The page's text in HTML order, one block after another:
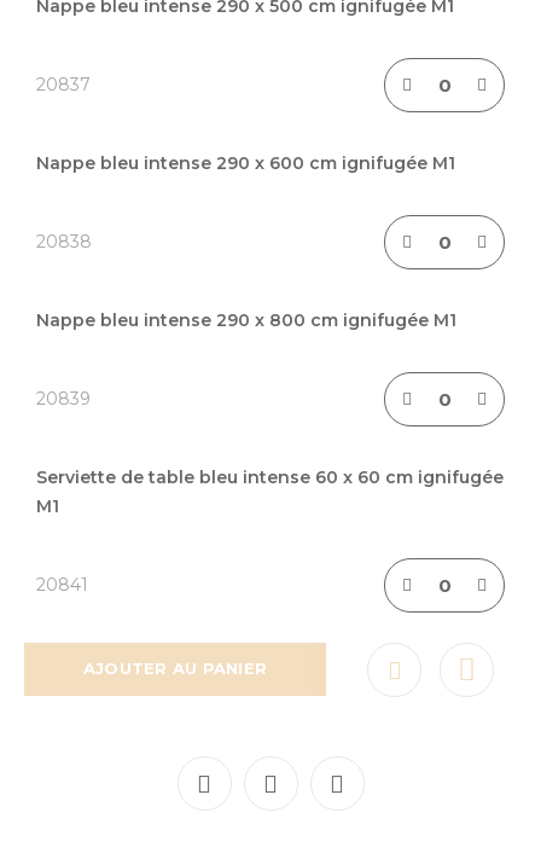
Nappe bleu intense 290 x 500 cm ignifugée M1
20837
Nappe bleu intense 290 x 600 cm ignifugée M1
20838
Nappe bleu intense 290 x 800 cm ignifugée M1
20839
Serviette de table bleu intense 60 x 60 cm ignifugée
M1
20841
AJOUTER AU PANIER